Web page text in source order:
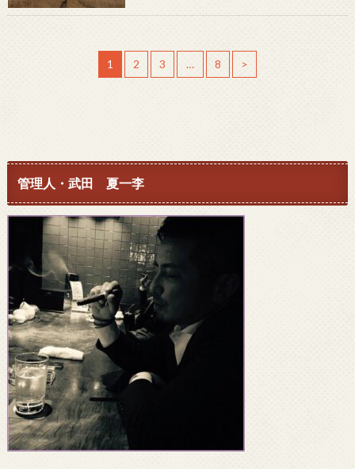
1 2 3 … 8 >
管理人・武田 夏一李